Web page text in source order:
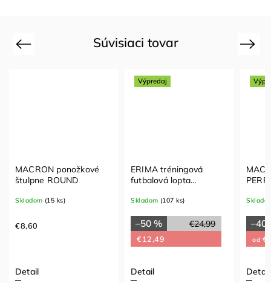
Súvisiaci tovar
Previous
MACRON ponožkové
štulpne ROUND
Skladom (15 ks)
€8,60
Detail
Výpredaj
ERIMA tréningová
futbalová lopta
TRAINING
Skladom (107 ks)
€24,99
–50 %
€12,49
Detail
–40
od
Detail
Next